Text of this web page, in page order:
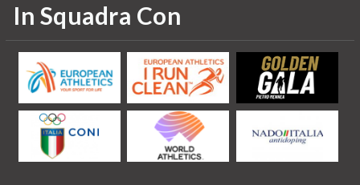
In Squadra Con